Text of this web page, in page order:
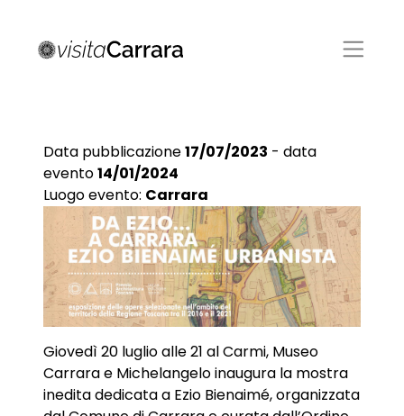
Data pubblicazione17/07/2023 - data
evento14/01/2024
Luogo evento: Carrara
Giovedì 20 luglio alle 21 al Carmi, Museo
Carrara e Michelangelo inaugura la mostra
inedita dedicata a Ezio Bienaimé, organizzata